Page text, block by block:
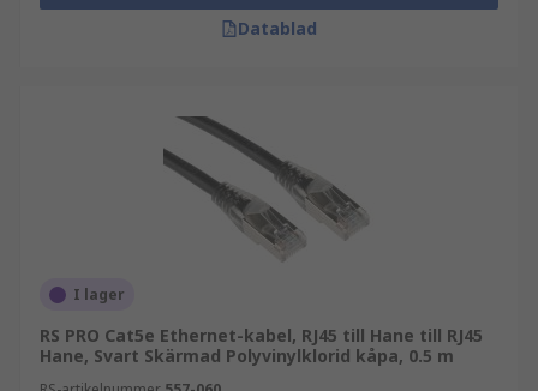
Datablad
I lager
RS PRO Cat5e Ethernet-kabel, RJ45 till Hane till RJ45
Hane, Svart Skärmad Polyvinylklorid kåpa, 0.5 m